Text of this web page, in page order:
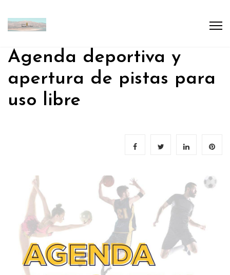
Agenda deportiva y
apertura de pistas para
uso libre